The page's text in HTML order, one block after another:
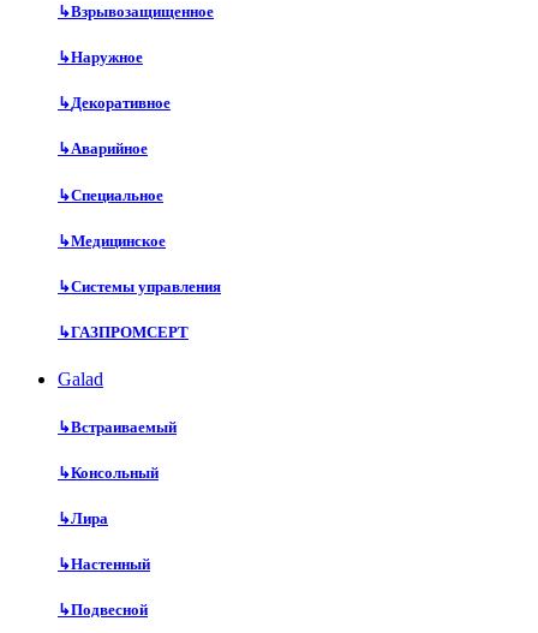
↳Взрывозащищенное
↳Наружное
↳Декоративное
↳Аварийное
↳Специальное
↳Медицинское
↳Системы управления
↳ГАЗПРОМСЕРТ
Galad
↳Встраиваемый
↳Консольный
↳Лира
↳Настенный
↳Подвесной